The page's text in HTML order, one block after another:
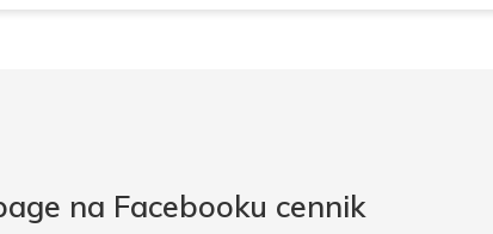
na Facebooku cennik